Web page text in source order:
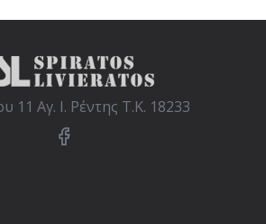
11 Αγ. Ι. Ρέντης Τ.Κ. 18233